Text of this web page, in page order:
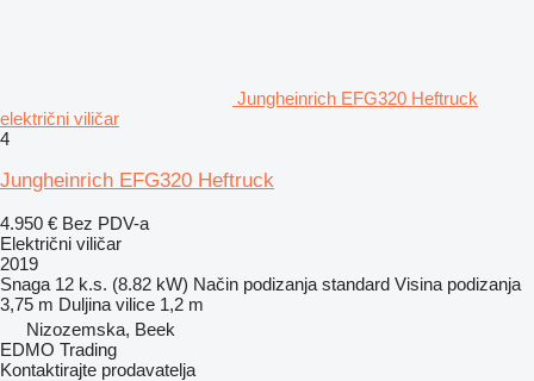
Jungheinrich EFG320 Heftruck
električni viličar
4
Jungheinrich EFG320 Heftruck
4.950 € Bez PDV-a
Električni viličar
2019
Snaga 12 k.s. (8.82 kW) Način podizanja standard Visina podizanja
3,75 m Duljina vilice 1,2 m
Nizozemska, Beek
EDMO Trading
Kontaktirajte prodavatelja